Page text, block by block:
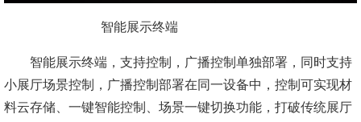
智能展示终端
智能展示终端，支持控制，广播控制单独部署，同时支持
小展厅场景控制，广播控制部署在同一设备中，控制可实现材
料云存储、一键智能控制、场景一键切换功能，打破传统展厅